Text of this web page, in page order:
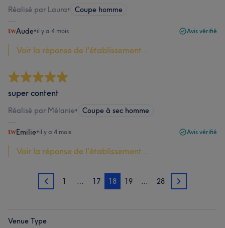
Réalisé par Laura• Coupe homme
Aude•il y a 4 mois Avis vérifié
Voir la réponse de l'établissement...
super content
Réalisé par Mélanie• Coupe à sec homme
Emilie•il y a 4 mois Avis vérifié
Voir la réponse de l'établissement...
17 1 … 17 18 19 … 28 19
Venue Type